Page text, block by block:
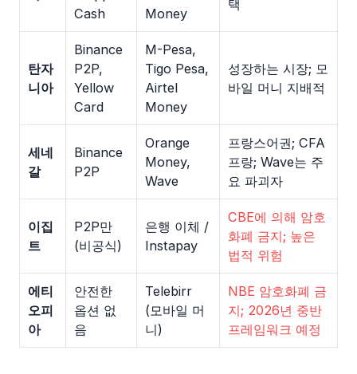
Cash
Money
택
탄자
니아
Binance
P2P,
Yellow
Card
M-Pesa,
Tigo Pesa,
Airtel
Money
성장하는 시장; 모
바일 머니 지배적
세네
갈
Binance
P2P
Orange
Money,
Wave
프랑스어권; CFA
프랑; Wave는 주
요 파괴자
이집
트
P2P만
(비공식)
은행 이체 /
Instapay
CBE에 의해 암호
화폐 금지; 높은
법적 위험
에티
오피
아
안전한
옵션 없
음
Telebirr
(모바일 머
니)
NBE 암호화폐 금
지; 2026년 중반
프레임워크 예정